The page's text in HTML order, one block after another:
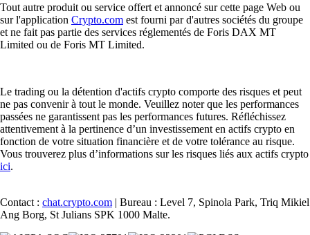
Tout autre produit ou service offert et annoncé sur cette page Web ou
sur l'application Crypto.com est fourni par d'autres sociétés du groupe
et ne fait pas partie des services réglementés de Foris DAX MT
Limited ou de Foris MT Limited.
Le trading ou la détention d'actifs crypto comporte des risques et peut
ne pas convenir à tout le monde. Veuillez noter que les performances
passées ne garantissent pas les performances futures. Réfléchissez
attentivement à la pertinence d’un investissement en actifs crypto en
fonction de votre situation financière et de votre tolérance au risque.
Vous trouverez plus d’informations sur les risques liés aux actifs crypto
ici.
Contact : chat.crypto.com | Bureau : Level 7, Spinola Park, Triq Mikiel
Ang Borg, St Julians SPK 1000 Malte.